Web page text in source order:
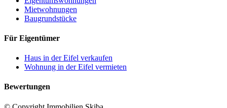
Mietwohnungen
Baugrundstücke
Für Eigentümer
Haus in der Eifel verkaufen
Wohnung in der Eifel vermieten
Bewertungen